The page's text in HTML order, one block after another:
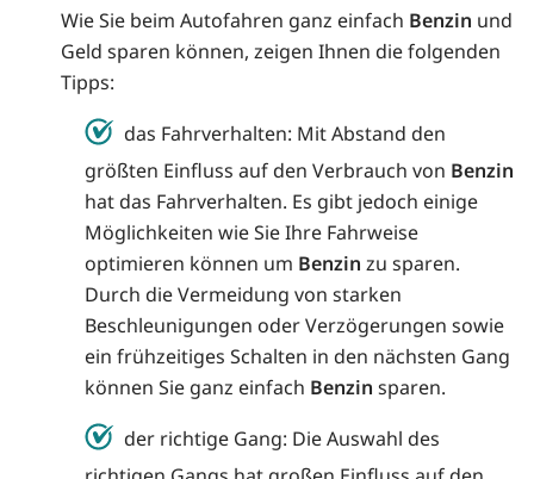
Wie Sie beim Autofahren ganz einfach Benzin und
Geld sparen können, zeigen Ihnen die folgenden
Tipps:
das Fahrverhalten: Mit Abstand den
größten Einfluss auf den Verbrauch von Benzin
hat das Fahrverhalten. Es gibt jedoch einige
Möglichkeiten wie Sie Ihre Fahrweise
optimieren können um Benzin zu sparen.
Durch die Vermeidung von starken
Beschleunigungen oder Verzögerungen sowie
ein frühzeitiges Schalten in den nächsten Gang
können Sie ganz einfach Benzin sparen.
der richtige Gang: Die Auswahl des